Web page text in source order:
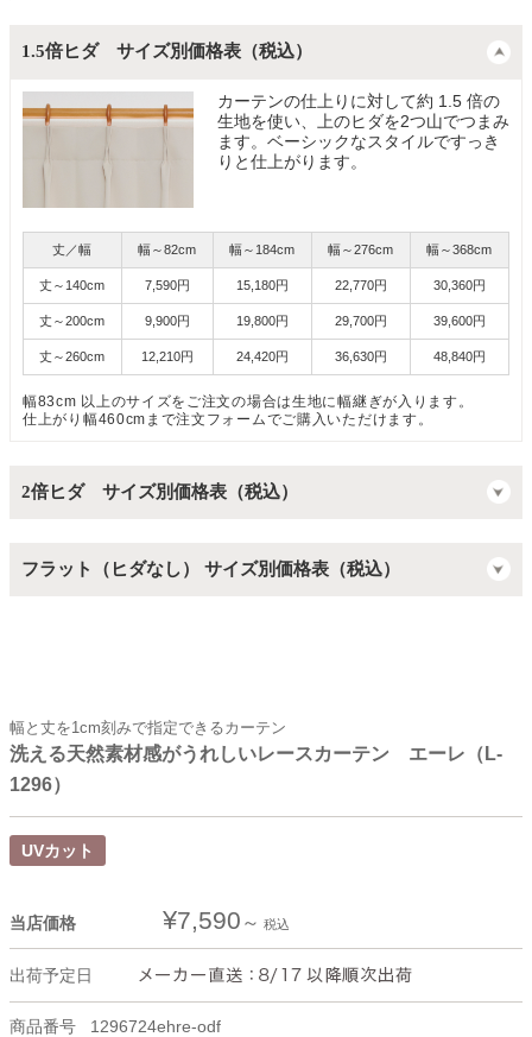
1.5倍ヒダ サイズ別価格表（税込）
カーテンの仕上りに対して約 1.5 倍の
生地を使い、上のヒダを2つ山でつまみ
ます。ベーシックなスタイルですっき
りと仕上がります。
丈／幅
丈～140cm
丈～200cm
丈～260cm
幅～82cm
7,590円
9,900円
12,210円
幅～184cm
15,180円
19,800円
24,420円
幅～276cm
22,770円
29,700円
36,630円
幅～368cm
30,360円
39,600円
48,840円
幅83cm 以上のサイズをご注文の場合は生地に幅継ぎが入ります。
仕上がり幅460cmまで注文フォームでご購入いただけます。
2倍ヒダ サイズ別価格表（税込）
フラット（ヒダなし） サイズ別価格表（税込）
幅と丈を1cm刻みで指定できるカーテン
洗える天然素材感がうれしいレースカーテン エーレ（L-
1296）
UVカット
当店価格 ¥7,590 税込
出荷予定日
商品番号 1296724ehre-odf